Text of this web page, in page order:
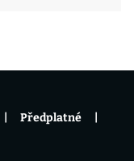
Předplatné